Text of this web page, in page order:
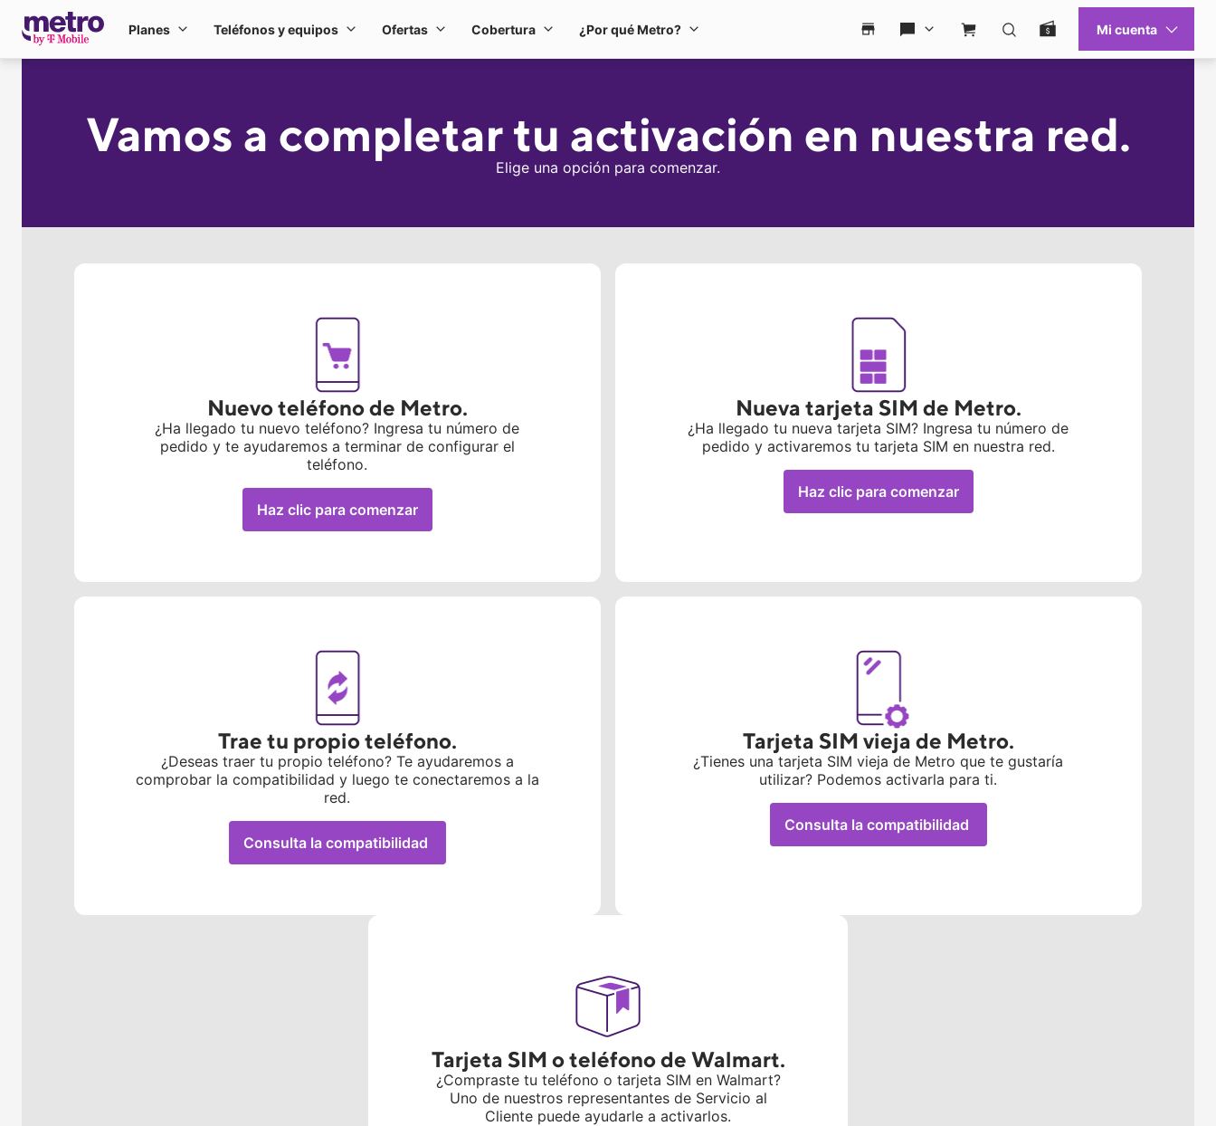
Ir al contenido principal
Planes PlanesTeléfonos y equipos Teléfonos y equipos
Ofertas OfertasCobertura Cobertura¿Por qué Metro? ¿Por qué Metro?
Busca una tienda
Ayuda
Ayuda
Carro de compras
BuscarPago fácil
Mi cuenta
Vamos a completar tu activación en nuestra red.
Elige una opción para comenzar.
Nuevo teléfono de Metro.
¿Ha llegado tu nuevo teléfono? Ingresa tu número de
pedido y te ayudaremos a terminar de configurar el
teléfono.
Haz clic para comenzar
Nueva tarjeta SIM de Metro.
¿Ha llegado tu nueva tarjeta SIM? Ingresa tu número de
pedido y activaremos tu tarjeta SIM en nuestra red.
Haz clic para comenzar
Trae tu propio teléfono.
¿Deseas traer tu propio teléfono? Te ayudaremos a
comprobar la compatibilidad y luego te conectaremos a la
red.
Consulta la compatibilidad
Tarjeta SIM vieja de Metro.
¿Tienes una tarjeta SIM vieja de Metro que te gustaría
utilizar? Podemos activarla para ti.
Consulta la compatibilidad
Tarjeta SIM o teléfono de Walmart.
¿Compraste tu teléfono o tarjeta SIM en Walmart?
Uno de nuestros representantes de Servicio al
Cliente puede ayudarle a activarlos.